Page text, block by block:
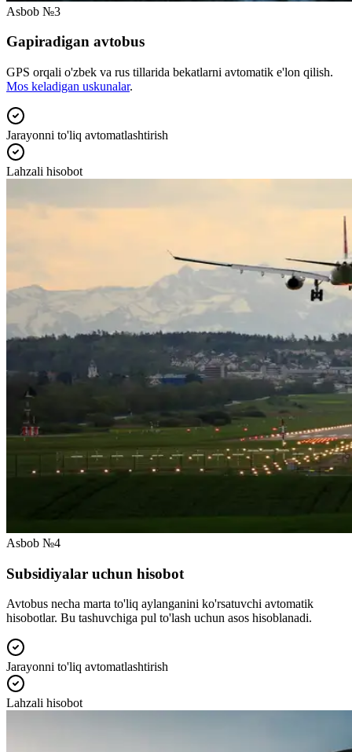
Asbob №3
Gapiradigan avtobus
GPS orqali o'zbek va rus tillarida bekatlarni avtomatik e'lon qilish.
Mos keladigan uskunalar.
Jarayonni to'liq avtomatlashtirish
Lahzali hisobot
Asbob №4
Subsidiyalar uchun hisobot
Avtobus necha marta to'liq aylanganini ko'rsatuvchi avtomatik
hisobotlar. Bu tashuvchiga pul to'lash uchun asos hisoblanadi.
Jarayonni to'liq avtomatlashtirish
Lahzali hisobot